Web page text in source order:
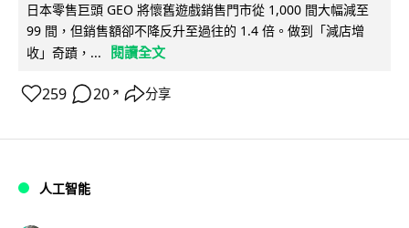
日本零售巨頭 GEO 將懷舊遊戲銷售門市從 1,000 間大幅減至
99 間，但銷售額卻不降反升至過往的 1.4 倍。做到「減店增
收」奇蹟，...
閱讀全文
259 20 ↗ 分享
人工智能